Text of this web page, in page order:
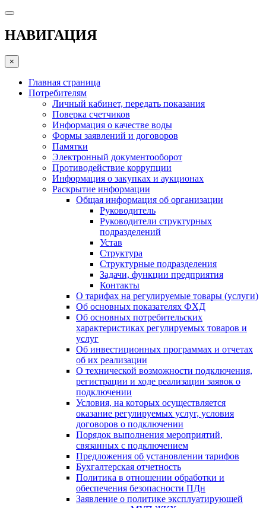
НАВИГАЦИЯ
×
Главная страница
Потребителям
Личный кабинет, передать показания
Поверка счетчиков
Информация о качестве воды
Формы заявлений и договоров
Памятки
Электронный документооборот
Противодействие коррупции
Информация о закупках и аукционах
Раскрытие информации
Общая информация об организации
Руководитель
Руководители структурных
подразделений
Устав
Структура
Структурные подразделения
Задачи, функции предприятия
Контакты
О тарифах на регулируемые товары (услуги)
Об основных показателях ФХД
Об основных потребительских
характеристиках регулируемых товаров и
услуг
Об инвестиционных программах и отчетах
об их реализации
О технической возможности подключения,
регистрации и ходе реализации заявок о
подключении
Условия, на которых осуществляется
оказание регулируемых услуг, условия
договоров о подключении
Порядок выполнения мероприятий,
связанных с подключением
Предложения об установлении тарифов
Бухгалтерская отчетность
Политика в отношении обработки и
обеспечения безопасности ПДн
Заявление о политике эксплуатирующей